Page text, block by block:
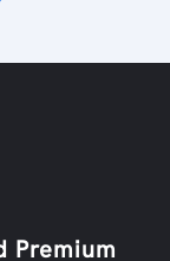
Premium